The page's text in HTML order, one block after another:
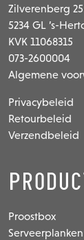
Zilverenberg 25
5234 GL ’s-
KVK 11068315
073-2600004
Algemene
Privacybeleid
Retourbeleid
Verzendbeleid
Proostbox
Serveerplanken